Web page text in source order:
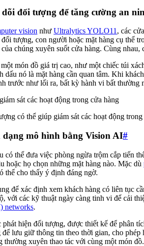
đối tượng để tăng cường an
vision như Ultralytics YOLO11 , các
tượng, con người hoặc mặt hàng cụ thể
chúng xuyên suốt cửa hàng. Cùng
món đồ giá trị cao, như một chiếc túi
dấu nó là mặt hàng cần quan tâm. Khi
trước như lối ra, bất kỳ hành vi bất thường
có thể giúp giám sát các hoạt động
mô hình bằng Vision AI#
có thể đưa việc phòng ngừa trộm cắp tiến
hoặc họ chọn những mặt hàng nào. Mặc dù
thể cho thấy ý định đáng ngờ.
để xác định xem khách hàng có liên tục
với các kỹ thuật ngày càng tinh vi để cải
networks.
phát hiện đối tượng, được thiết kế để phân
lưu giữ thông tin theo thời gian, cho
thường xuyên thao tác với cùng một món đồ.